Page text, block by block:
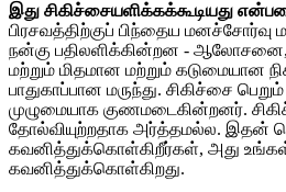
இது சிகிச்சையளிக்கக்கூடியது
பிரசவத்திற்குப் பிந்தைய மனச்சோர்வு
நன்கு பதிலளிக்கின்றன - ஆலோசனை,
மற்றும் மிதமான மற்றும் கடுமையான
பாதுகாப்பான மருந்து. சிகிச்சை
முழுமையாக குணமடைகின்றனர்.
தோல்வியுற்றதாக அர்த்தமல்ல. இதன்
கவனித்துக்கொள்கிறீர்கள், அது
கவனித்துக்கொள்கிறது.